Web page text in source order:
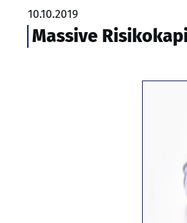
10.10.2019
Massive